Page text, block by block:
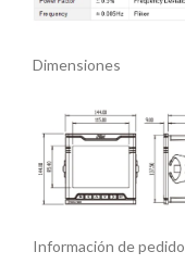
Dimensiones
Información de pedido